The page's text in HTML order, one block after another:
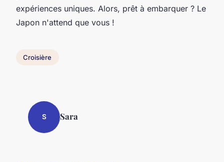
expériences uniques. Alors, prêt à embarquer ? Le
Japon n'attend que vous !
Croisière
S Sara